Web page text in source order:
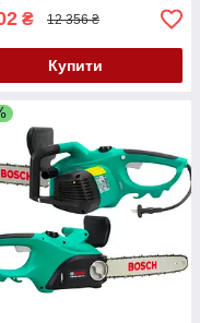
₴ 12 356 ₴
Купити